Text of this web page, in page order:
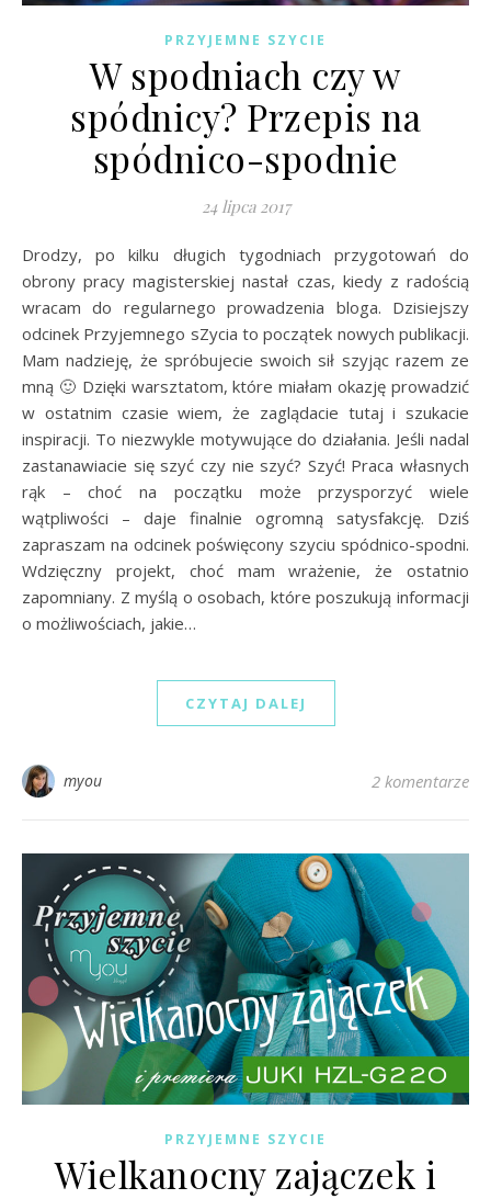
PRZYJEMNE SZYCIE
W spodniach czy w
spódnicy? Przepis na
spódnico-spodnie
24 lipca 2017
Drodzy, po kilku długich tygodniach przygotowań do
obrony pracy magisterskiej nastał czas, kiedy z radością
wracam do regularnego prowadzenia bloga. Dzisiejszy
odcinek Przyjemnego sZycia to początek nowych publikacji.
Mam nadzieję, że spróbujecie swoich sił szyjąc razem ze
mną 🙂 Dzięki warsztatom, które miałam okazję prowadzić
w ostatnim czasie wiem, że zaglądacie tutaj i szukacie
inspiracji. To niezwykle motywujące do działania. Jeśli nadal
zastanawiacie się szyć czy nie szyć? Szyć! Praca własnych
rąk – choć na początku może przysporzyć wiele
wątpliwości – daje finalnie ogromną satysfakcję. Dziś
zapraszam na odcinek poświęcony szyciu spódnico-spodni.
Wdzięczny projekt, choć mam wrażenie, że ostatnio
zapomniany. Z myślą o osobach, które poszukują informacji
o możliwościach, jakie…
CZYTAJ DALEJ
myou 2 komentarze
PRZYJEMNE SZYCIE
Wielkanocny zajączek i